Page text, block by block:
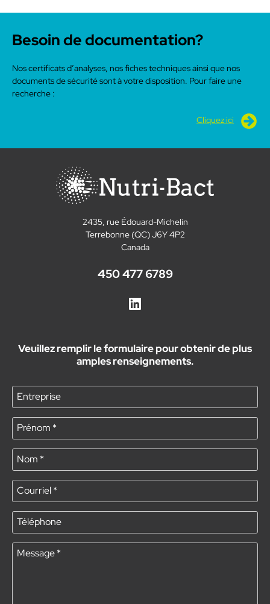
Besoin de documentation?
Nos certificats d’analyses, nos fiches techniques ainsi que nos
documents de sécurité sont à votre disposition. Pour faire une
recherche :
Cliquez ici
2435, rue Édouard-Michelin
Terrebonne (QC) J6Y 4P2
Canada
450 477 6789
Veuillez remplir le formulaire pour obtenir de plus
amples renseignements.
Entreprise
Prénom *
Nom *
Courriel*
Téléphone
Message*